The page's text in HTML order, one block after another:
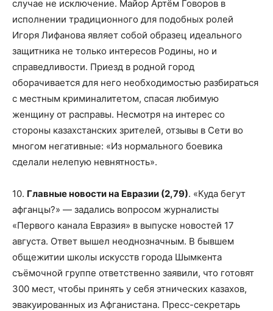
случае не исключение. Майор Артём Говоров в
исполнении традиционного для подобных ролей
Игоря Лифанова являет собой образец идеального
защитника не только интересов Родины, но и
справедливости. Приезд в родной город
оборачивается для него необходимостью разбираться
с местным криминалитетом, спасая любимую
женщину от расправы. Несмотря на интерес со
стороны казахстанских зрителей, отзывы в Сети во
многом негативные: «Из нормального боевика
сделали нелепую невнятность».
10. Главные новости на Евразии (2,79). «Куда бегут
афганцы?» — задались вопросом журналисты
«Первого канала Евразия» в выпуске новостей 17
августа. Ответ вышел неоднозначным. В бывшем
общежитии школы искусств города Шымкента
съёмочной группе ответственно заявили, что готовят
300 мест, чтобы принять у себя этнических казахов,
эвакуированных из Афганистана. Пресс-секретарь